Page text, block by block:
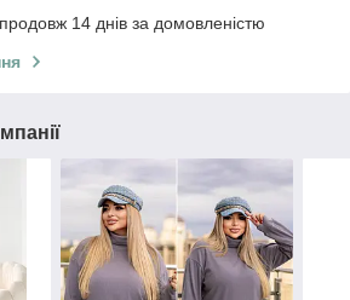
14 днів за домовленістю